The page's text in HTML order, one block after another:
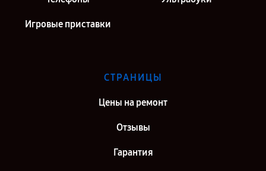
Игровые приставки
СТРАНИЦЫ
Цены на ремонт
Отзывы
Гарантия